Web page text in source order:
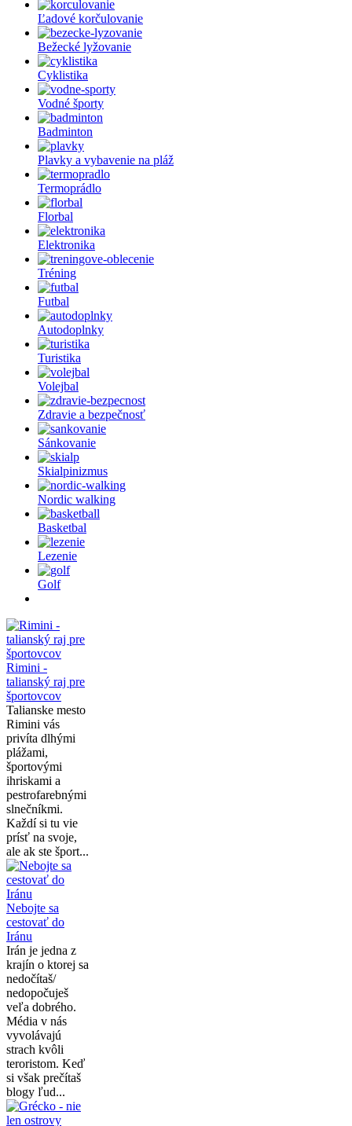
Ľadové korčulovanie
Bežecké lyžovanie
Cyklistika
Vodné športy
Badminton
Plavky a vybavenie na pláž
Termoprádlo
Florbal
Elektronika
Tréning
Futbal
Autodoplnky
Turistika
Volejbal
Zdravie a bezpečnosť
Sánkovanie
Skialpinizmus
Nordic walking
Basketbal
Lezenie
Golf
Rimini -
talianský raj pre
športovcov
Talianske mesto
Rimini vás
privíta dlhými
plážami,
športovými
ihriskami a
pestrofarebnými
slnečníkmi.
Každí si tu vie
prísť na svoje,
ale ak ste šport...
Nebojte sa
cestovať do
Iránu
Irán je jedna z
krajín o ktorej sa
nedočítaš/
nedopočuješ
veľa dobrého.
Média v nás
vyvolávajú
strach kvôli
teroristom. Keď
si však prečítaš
blogy ľud...